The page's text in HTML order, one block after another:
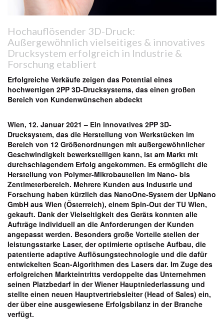
Hochauflösender 3D-Druck:
Außergewöhnlich vielseitiges & innovatives
Drucksystem erfolgreich in Industrie &
Forschung etabliert
Erfolgreiche Verkäufe zeigen das Potential eines
hochwertigen 2PP 3D-Drucksystems, das einen großen
Bereich von Kundenwünschen abdeckt
Wien, 12. Januar 2021 – Ein innovatives 2PP 3D-
Drucksystem, das die Herstellung von Werkstücken im
Bereich von 12 Größenordnungen mit außergewöhnlicher
Geschwindigkeit bewerkstelligen kann, ist am Markt mit
durchschlagendem Erfolg angekommen. Es ermöglicht die
Herstellung von Polymer-Mikrobauteilen im Nano- bis
Zentimeterbereich. Mehrere Kunden aus Industrie und
Forschung haben kürzlich das NanoOne-System der UpNano
GmbH aus Wien (Österreich), einem Spin-Out der TU Wien,
gekauft. Dank der Vielseitigkeit des Geräts konnten alle
Aufträge individuell an die Anforderungen der Kunden
angepasst werden. Besonders große Vorteile stellen der
leistungsstarke Laser, der optimierte optische Aufbau, die
patentierte adaptive Auflösungstechnologie und die dafür
entwickelten Scan-Algorithmen des Lasers dar. Im Zuge des
erfolgreichen Markteintritts verdoppelte das Unternehmen
seinen Platzbedarf in der Wiener Hauptniederlassung und
stellte einen neuen Hauptvertriebsleiter (Head of Sales) ein,
der über eine ausgewiesene Erfolgsbilanz in der Branche
verfügt.